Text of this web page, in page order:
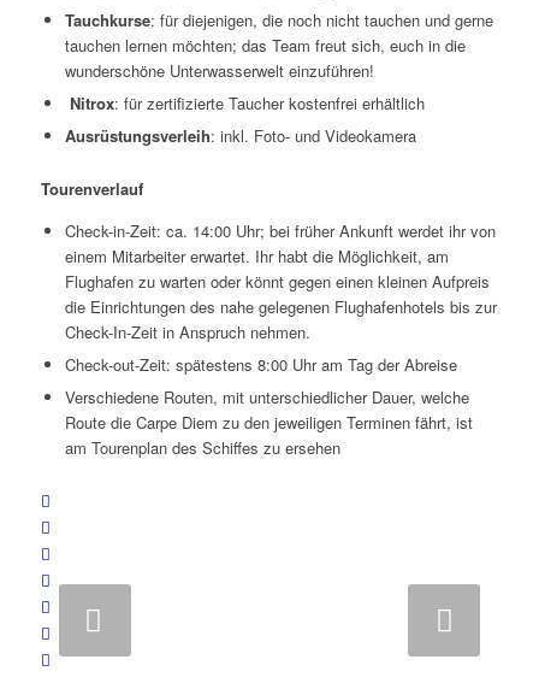
Tauchkurse: für diejenigen, die noch nicht tauchen und gerne
tauchen lernen möchten; das Team freut sich, euch in die
wunderschöne Unterwasserwelt einzuführen!
Nitrox: für zertifizierte Taucher kostenfrei erhältlich
Ausrüstungsverleih: inkl. Foto- und Videokamera
Tourenverlauf
Check-in-Zeit: ca. 14:00 Uhr; bei früher Ankunft werdet ihr von
einem Mitarbeiter erwartet. Ihr habt die Möglichkeit, am
Flughafen zu warten oder könnt gegen einen kleinen Aufpreis
die Einrichtungen des nahe gelegenen Flughafenhotels bis zur
Check-In-Zeit in Anspruch nehmen.
Check-out-Zeit: spätestens 8:00 Uhr am Tag der Abreise
Verschiedene Routen, mit unterschiedlicher Dauer, welche
Route die Carpe Diem zu den jeweiligen Terminen fährt, ist
am Tourenplan des Schiffes zu ersehen